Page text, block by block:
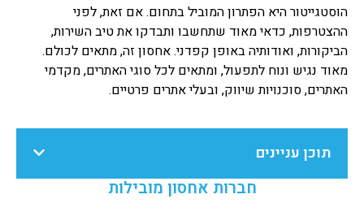
תוכן עניינים
חברות אחסון מובילות
הוסטגייטור היא הפתרון המוביל בתחום. אם זאת, לפני
ההצטרפות, כדאי מאוד שתחשבו ותבדקו את טיב השירות,
הביקורות, ואודותיה באופן קפדני. אחסון זה, מתאים לכולם.
מאוד נגיש ונוח לתפעול, ומתאים לכל סוגי האתרים, מקדמי
האתרים, סוכנויות שיווק, ובעלי אתרים פרטיים.